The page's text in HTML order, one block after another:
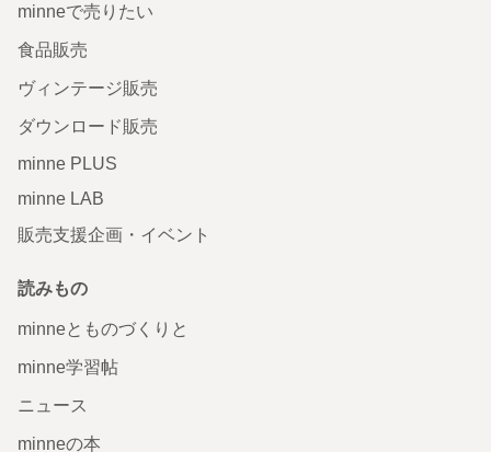
minneで売りたい
食品販売
ヴィンテージ販売
ダウンロード販売
minne PLUS
minne LAB
販売支援企画・イベント
読みもの
minneとものづくりと
minne学習帖
ニュース
minneの本